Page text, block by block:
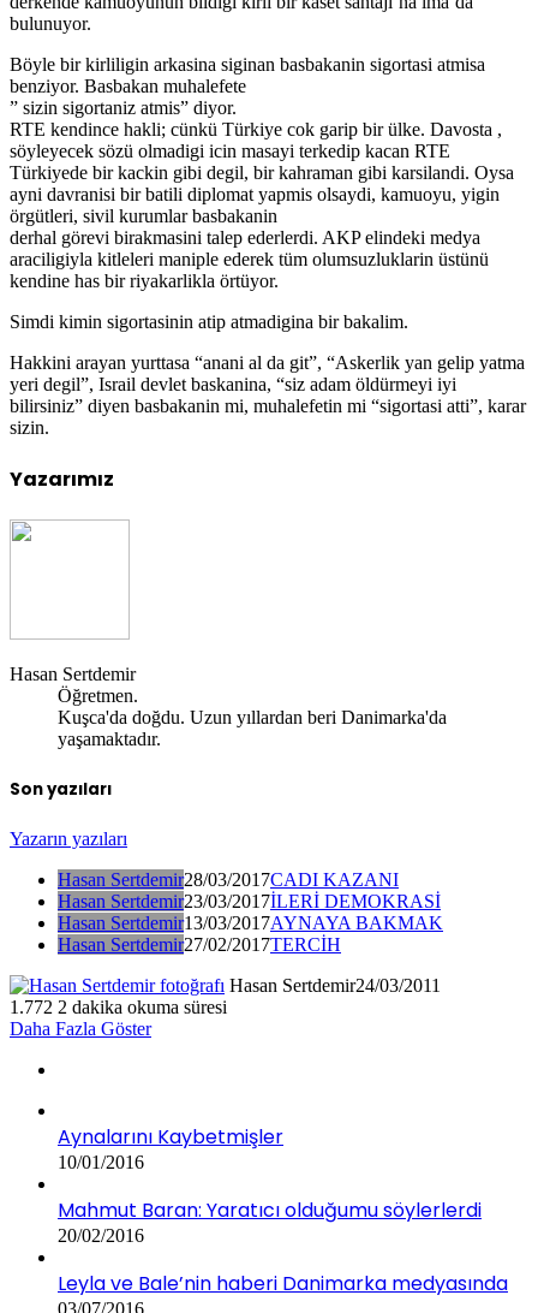
bulunuyor.
Böyle bir kirliligin arkasina siginan basbakanin sigortasi atmisa
benziyor. Basbakan muhalefete
” sizin sigortaniz atmis” diyor.
RTE kendince hakli; cünkü Türkiye cok garip bir ülke. Davosta ,
söyleyecek sözü olmadigi icin masayi terkedip kacan RTE
Türkiyede bir kackin gibi degil, bir kahraman gibi karsilandi. Oysa
ayni davranisi bir batili diplomat yapmis olsaydi, kamuoyu, yigin
örgütleri, sivil kurumlar basbakanin
derhal görevi birakmasini talep ederlerdi. AKP elindeki medya
araciligiyla kitleleri maniple ederek tüm olumsuzluklarin üstünü
kendine has bir riyakarlikla örtüyor.
Simdi kimin sigortasinin atip atmadigina bir bakalim.
Hakkini arayan yurttasa “anani al da git”, “Askerlik yan gelip yatma
yeri degil”, Israil devlet baskanina, “siz adam öldürmeyi iyi
bilirsiniz” diyen basbakanin mi, muhalefetin mi “sigortasi atti”, karar
sizin.
Yazarımız
Hasan Sertdemir
Öğretmen.
Kuşca'da doğdu. Uzun yıllardan beri Danimarka'da
yaşamaktadır.
Son yazıları
Yazarın yazıları
Hasan Sertdemir28/03/2017CADI KAZANI
Hasan Sertdemir23/03/2017İLERİ DEMOKRASİ
Hasan Sertdemir13/03/2017AYNAYA BAKMAK
Hasan Sertdemir27/02/2017TERCİH
Hasan Sertdemir24/03/2011
1.772 2 dakika okuma süresi
Daha Fazla Göster
Aynalarını Kaybetmişler
10/01/2016
Mahmut Baran: Yaratıcı olduğumu söylerlerdi
20/02/2016
Leyla ve Bale’nin haberi Danimarka medyasında
03/07/2016